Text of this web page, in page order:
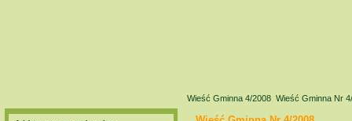
Wieść Gminna 4/2008 Wieść Gminna Nr